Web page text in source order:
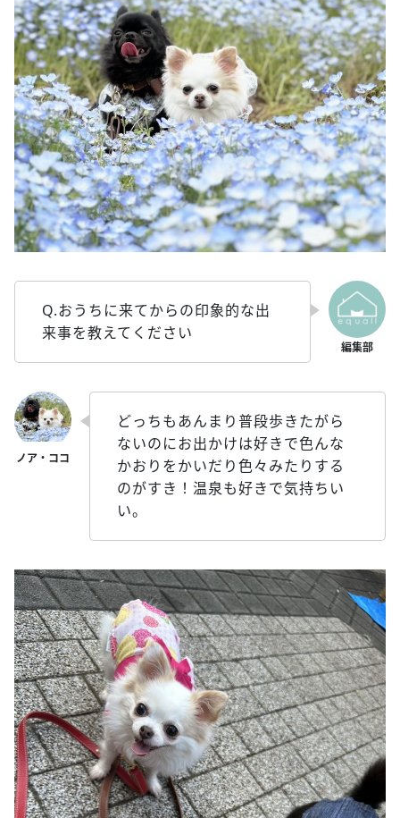
Q.おうちに来てからの印象的な出
来事を教えてください
どっちもあんまり普段歩きたがら
ないのにお出かけは好きで色んな
かおりをかいだり色々みたりする
のがすき！温泉も好きで気持ちい
い。